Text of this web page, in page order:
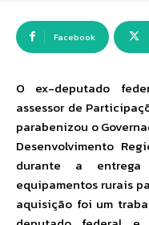
Facebook
O ex-deputado
assessor de
parabenizou o
Desenvolvimento
durante a
equipamentos rurais
aquisição foi um